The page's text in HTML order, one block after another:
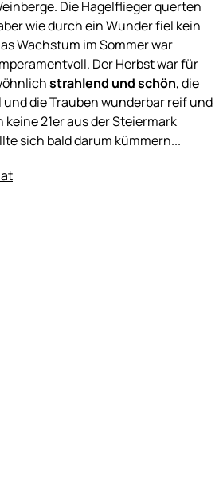
Die Hagelflieger querten
wie durch ein Wunder fiel kein
Wachstum im Sommer war
Der Herbst war für
strahlend und schön, die
die Trauben wunderbar reif und
21er aus der Steiermark
sich bald darum kümmern...